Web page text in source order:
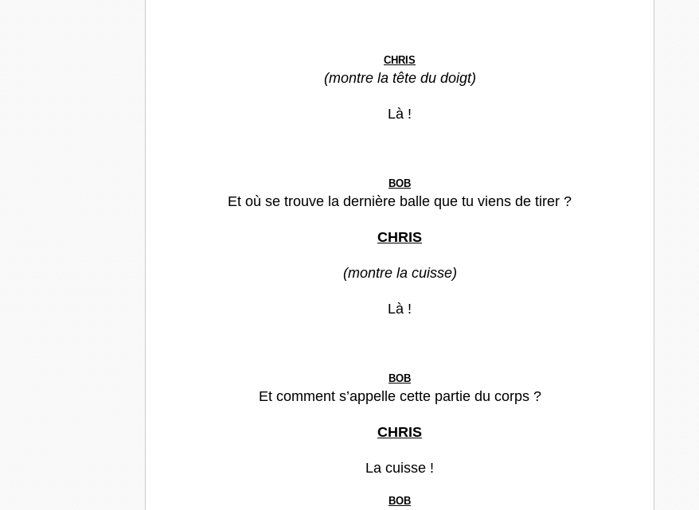
CHRIS
(montre la tête du doigt)
Là !
BOB
Et où se trouve la dernière balle que tu viens de tirer ?
CHRIS
(montre la cuisse)
Là !
BOB
Et comment s’appelle cette partie du corps ?
CHRIS
La cuisse !
BOB